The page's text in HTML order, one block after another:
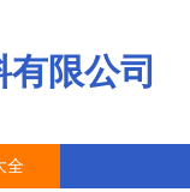
限公司
全